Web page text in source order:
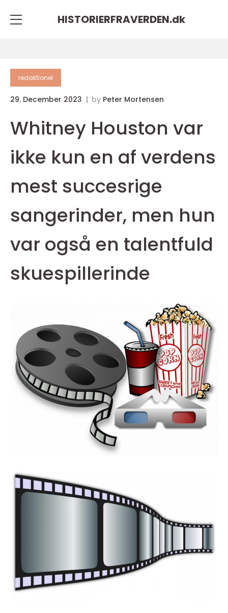
HISTORIERFRAVERDEN.dk
redaktionel
29. December 2023 by Peter Mortensen
Whitney Houston var
ikke kun en af verdens
mest succesrige
sangerinder, men hun
var også en talentfuld
skuespillerinde